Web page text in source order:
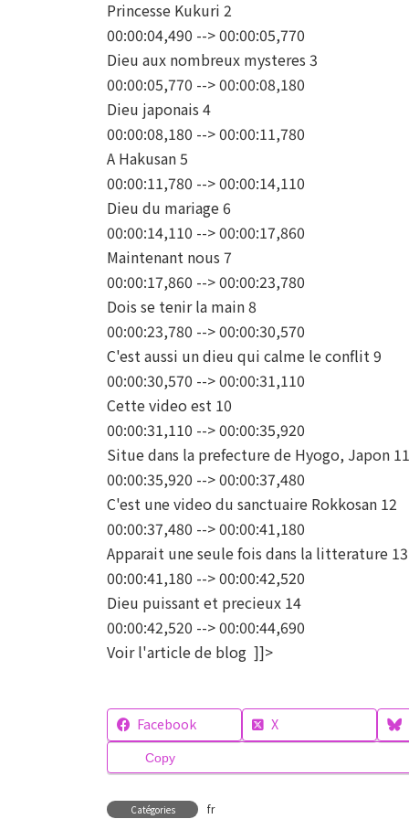
Princesse Kukuri 2
00:00:04,490 --> 00:00:05,770
Dieu aux nombreux mysteres 3
00:00:05,770 --> 00:00:08,180
Dieu japonais 4
00:00:08,180 --> 00:00:11,780
A Hakusan 5
00:00:11,780 --> 00:00:14,110
Dieu du mariage 6
00:00:14,110 --> 00:00:17,860
Maintenant nous 7
00:00:17,860 --> 00:00:23,780
Dois se tenir la main 8
00:00:23,780 --> 00:00:30,570
C'est aussi un dieu qui calme le conflit 9
00:00:30,570 --> 00:00:31,110
Cette video est 10
00:00:31,110 --> 00:00:35,920
Situe dans la prefecture de Hyogo, Japon 11
00:00:35,920 --> 00:00:37,480
C'est une video du sanctuaire Rokkosan 12
00:00:37,480 --> 00:00:41,180
Apparait une seule fois dans la litterature 13
00:00:41,180 --> 00:00:42,520
Dieu puissant et precieux 14
00:00:42,520 --> 00:00:44,690
Voir l'article de blog ]]>
Facebook X
Copy
Catégories fr